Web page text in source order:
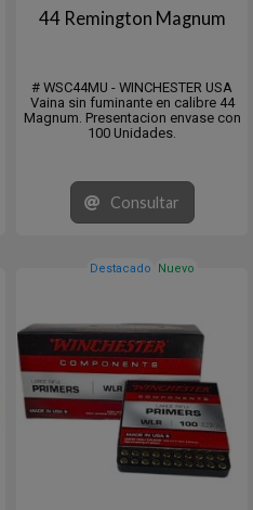
44 Remington Magnum
# WSC44MU - WINCHESTER USA
Vaina sin fuminante en calibre 44
Magnum. Presentacion envase con
100 Unidades.
Consultar
Destacado Nuevo